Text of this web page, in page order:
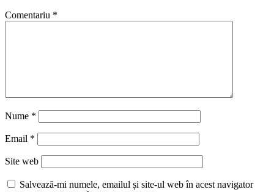
Comentariu *
Nume *
Email *
Site web
Salvează-mi numele, emailul și site-ul web în acest navigator